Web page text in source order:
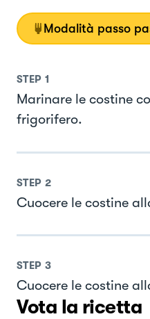
Modalità passo
STEP 1
Marinare le costine
frigorifero.
STEP 2
Cuocere le costine
STEP 3
Cuocere le costine
Vota la ricetta